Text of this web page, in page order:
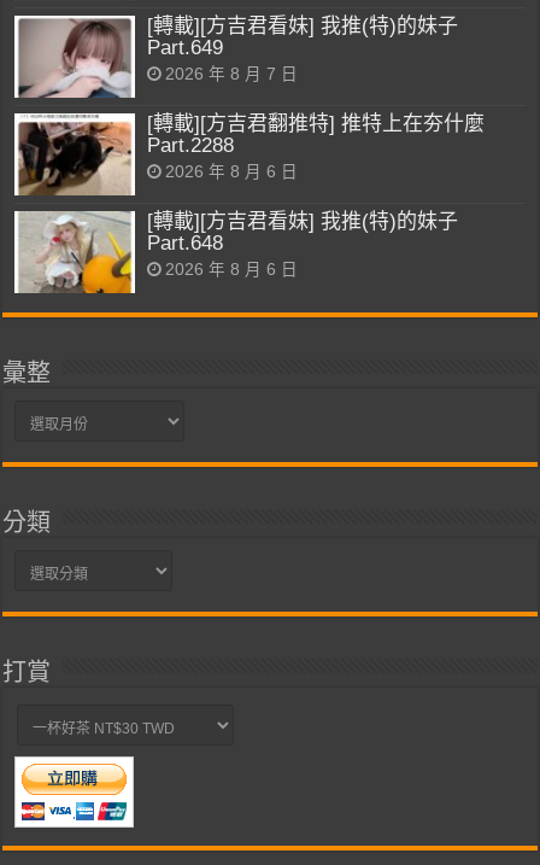
[轉載][方吉君看妹] 我推(特)的妹子
Part.649
2026 年 8 月 7 日
[轉載][方吉君翻推特] 推特上在夯什麼
Part.2288
2026 年 8 月 6 日
[轉載][方吉君看妹] 我推(特)的妹子
Part.648
2026 年 8 月 6 日
彙整
彙
分類
分
打賞